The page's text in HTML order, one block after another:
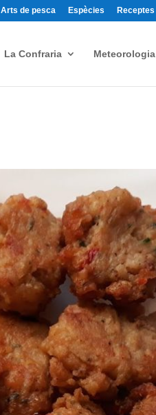
Arts de pesca Espècies Receptes
La Confraria Meteorologia